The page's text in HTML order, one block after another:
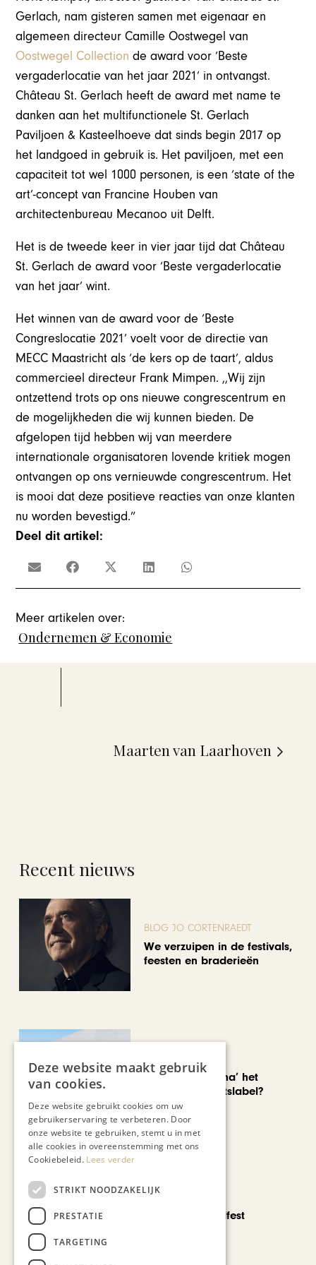
Gerlach, nam gisteren samen met eigenaar en
algemeen directeur Camille Oostwegel van
Oostwegel Collection de award voor ‘Beste
vergaderlocatie van het jaar 2021’ in ontvangst.
Château St. Gerlach heeft de award met name te
danken aan het multifunctionele St. Gerlach
Paviljoen & Kasteelhoeve dat sinds begin 2017 op
het landgoed in gebruik is. Het paviljoen, met een
capaciteit tot wel 1000 personen, is een ‘state of the
art’-concept van Francine Houben van
architectenbureau Mecanoo uit Delft.
Het is de tweede keer in vier jaar tijd dat Château
St. Gerlach de award voor ‘Beste vergaderlocatie
van het jaar’ wint.
Het winnen van de award voor de ‘Beste
Congreslocatie 2021’ voelt voor de directie van
MECC Maastricht als ‘de kers op de taart’, aldus
commercieel directeur Frank Mimpen. ,,Wij zijn
ontzettend trots op ons nieuwe congrescentrum en
de mogelijkheden die wij kunnen bieden. De
afgelopen tijd hebben wij van meerdere
internationale organisatoren lovende kritiek mogen
ontvangen op ons vernieuwde congrescentrum. Het
is mooi dat deze positieve reacties van onze klanten
nu worden bevestigd.”
Deel dit artikel:
Meer artikelen over:
Ondernemen & Economie
Maarten van Laarhoven
Recent nieuws
BLOG JO CORTENRAEDT
We verzuipen in de festivals,
feesten en braderieën
Is ‘Made in China’ het
nieuwe kwaliteitslabel?
CHAPEAU TV
Noorbeek Foodfest
Deze website maakt gebruik
van cookies.
Deze website gebruikt cookies om uw
gebruikerservaring te verbeteren. Door
onze website te gebruiken, stemt u in met
alle cookies in overeenstemming met ons
Cookiebeleid. Lees verder
STRIKT NOODZAKELIJK
PRESTATIE
TARGETING